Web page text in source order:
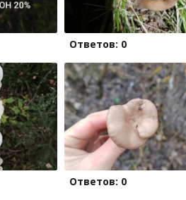
Ответов: 0
Ответов: 0